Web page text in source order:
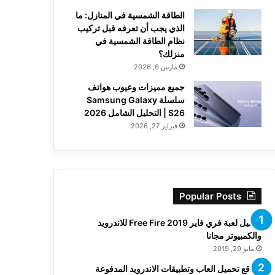
الطاقة الشمسية في المنازل: ما
الذي يجب أن تعرفه قبل تركيب
نظام الطاقة الشمسية في
منزلك؟
مارس 6, 2026
جميع مميزات وعيوب هواتف
سلسلة Samsung Galaxy
S26 | التحليل الشامل 2026
فبراير 27, 2026
Popular Posts
تحميل لعبة فري فاير Free Fire 2019 للاندرويد
والكمبيوتر مجانا
مايو 29, 2019
مواقع تحميل العاب وتطبيقات الاندرويد المدفوعة